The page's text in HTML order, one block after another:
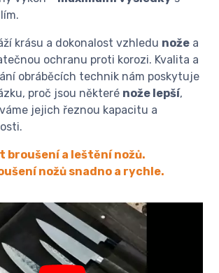
krásu a dokonalost vzhledu nože a
ochranu proti korozi. Kvalita a
obráběcích technik nám poskytuje
proč jsou některé nože lepší,
jejich řeznou kapacitu a
broušení a leštění nožů.
nožů snadno a rychle.